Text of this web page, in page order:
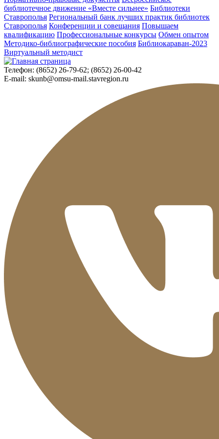
библиотечное движение «Вместе сильнее» Библиотеки
Ставрополья Региональный банк лучших практик библиотек
Ставрополья Конференции и совещания Повышаем
квалификацию Профессиональные конкурсы Обмен опытом
Методико-библиографические пособия Библиокараван-2023
Виртуальный методист
Телефон: (8652) 26-79-62; (8652) 26-00-42
E-mail: skunb@omsu-mail.stavregion.ru